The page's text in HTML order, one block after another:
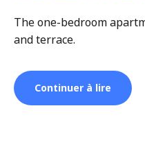
The one-bedroom
and terrace.